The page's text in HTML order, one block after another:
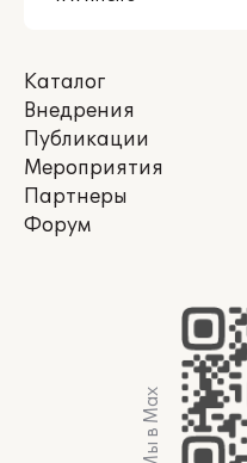
Каталог
Внедрения
Публикации
Мероприятия
Партнеры
Форум
Мы в Max